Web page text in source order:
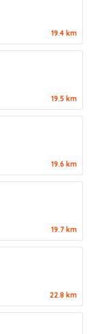
19.4 km
19.5 km
19.6 km
19.7 km
22.8 km